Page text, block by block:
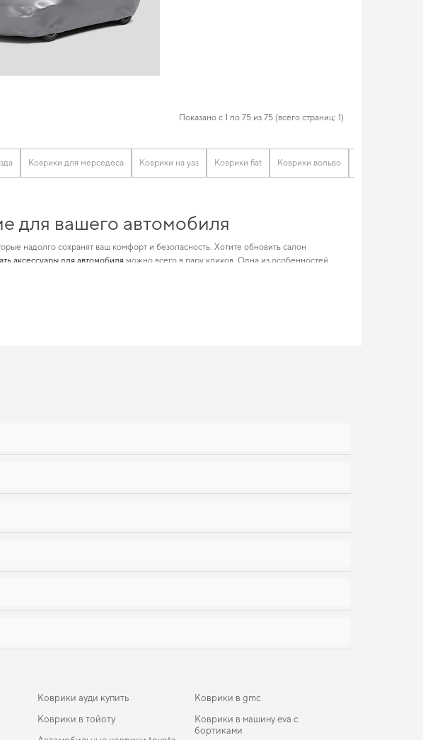
Показано с 1 по 75 из 75 (всего страниц: 1)
Коврики для мерседеса Коврики на уаз Коврики fiat Коврики вольво
для вашего автомобиля
надолго сохранят ваш комфорт и безопасность. Хотите обновить салон
аксессуары для автомобиля можно всего в пару кликов. Одна из особенностей
Коврики ауди купить
Коврики в тойоту
Коврики в gmc
Коврики в машину eva с
бортиками